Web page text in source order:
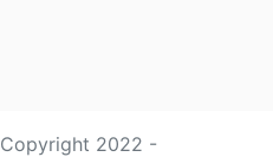
Copyright 2022 -